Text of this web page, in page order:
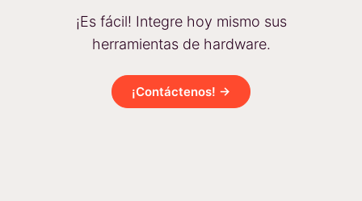
¡Es fácil! Integre hoy mismo sus
herramientas de hardware.
¡Contáctenos! →